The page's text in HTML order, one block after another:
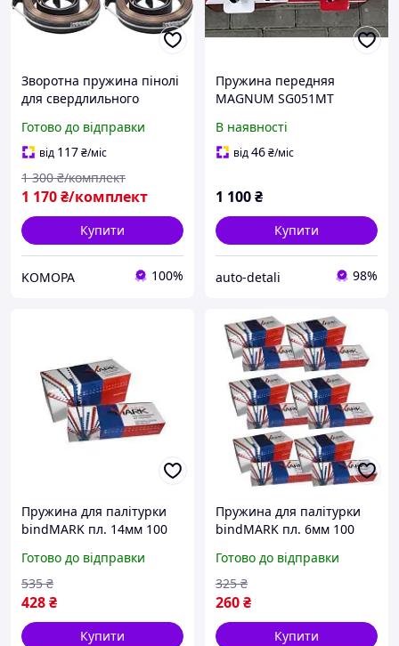
Зворотна пружина пінолі
для свердлильного
комплект 4 шт.
Готово до відправки
від 117₴/міс
1 170₴/комплект
1 300 ₴/комплект
Купити
KOMOPA 100%
Пружина передняя
MAGNUM SG051MT
1.8-2.0 00-07
В наявності
від46₴/міс
1 100₴
Купити
auto-detali 98%
Пружина для палітурки
bindMARK пл. 14мм 100
Готово до відправки
428₴
535 ₴
Купити
Пружина для палітурки
bindMARK пл. 6мм 100
Готово до відправки
260₴
325 ₴
Купити